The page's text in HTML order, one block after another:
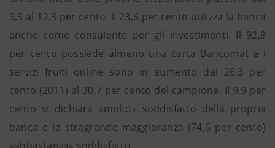
9,3 al 12,3 per cento. Il 23,6 per cento utilizza la banca
anche come consulente per gli investimenti. Il 92,9
per cento possiede almeno una carta Bancomat e i
servizi fruiti online sono in aumento dal 26,3 per
cento (2011) al 30,7 per cento del campione. Il 9,9 per
cento si dichiara «molto» soddisfatto della propria
banca e la stragrande maggioranza (74,6 per cento)